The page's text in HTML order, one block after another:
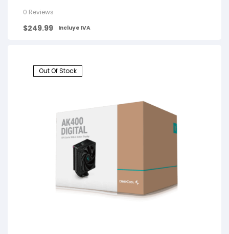
0 Reviews
$249.99 Incluye IVA
Out Of Stock